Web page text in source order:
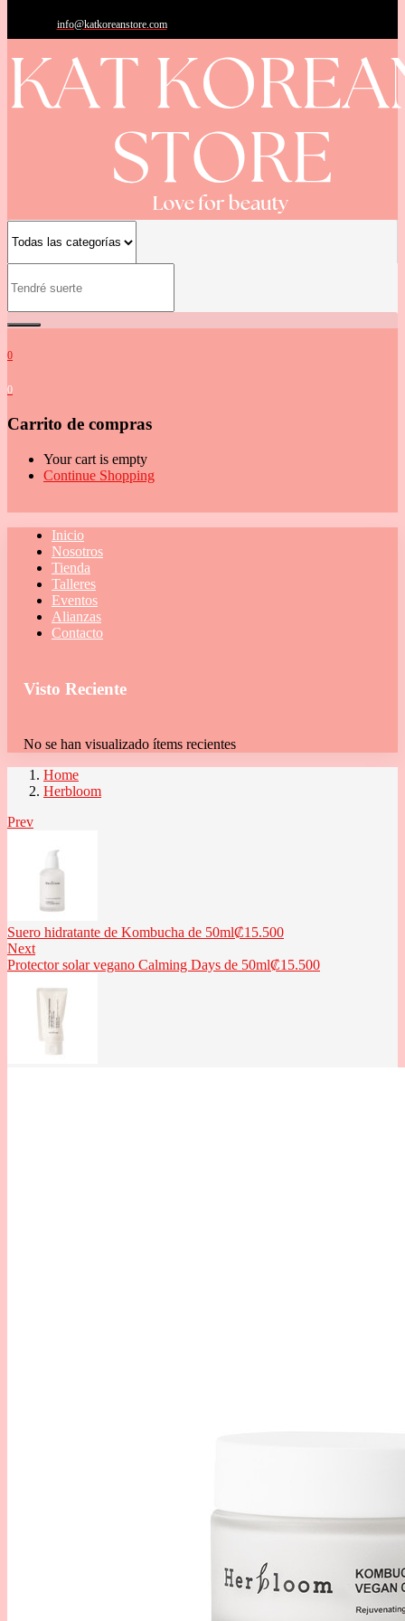
info@katkoreanstore.com
0
0
Carrito de compras
Your cart is empty
Continue Shopping
Inicio
Nosotros
Tienda
Talleres
Eventos
Alianzas
Contacto
Visto Reciente
No se han visualizado ítems recientes
Home
Herbloom
Prev
Suero hidratante de Kombucha de 50ml₡15.500
Next
Protector solar vegano Calming Days de 50ml₡15.500